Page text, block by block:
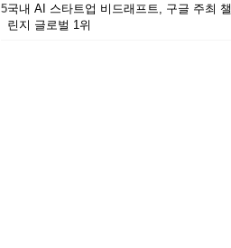
5국내 AI 스타트업 비드래프트, 구글 주최 챌
린지 글로벌 1위